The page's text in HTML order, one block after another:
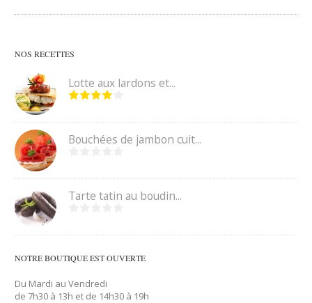
NOS RECETTES
Lotte aux lardons et...
Bouchées de jambon cuit...
Tarte tatin au boudin...
NOTRE BOUTIQUE EST OUVERTE
Du Mardi au Vendredi
de 7h30 à 13h et de 14h30 à 19h